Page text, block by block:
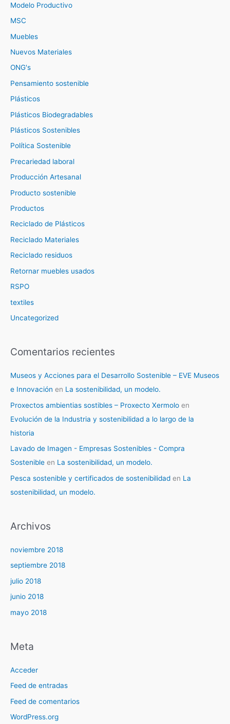
Modelo Productivo
MSC
Muebles
Nuevos Materiales
ONG's
Pensamiento sostenible
Plásticos
Plásticos Biodegradables
Plásticos Sostenibles
Política Sostenible
Precariedad laboral
Producción Artesanal
Producto sostenible
Productos
Reciclado de Plásticos
Reciclado Materiales
Reciclado residuos
Retornar muebles usados
RSPO
textiles
Uncategorized
Comentarios recientes
Museos y Acciones para el Desarrollo Sostenible – EVE Museos
e Innovación en La sostenibilidad, un modelo.
Proxectos ambientias sostibles – Proxecto Xermolo en
Evolución de la Industria y sostenibilidad a lo largo de la
historia
Lavado de Imagen - Empresas Sostenibles - Compra
Sostenible en La sostenibilidad, un modelo.
Pesca sostenible y certificados de sostenibilidad en La
sostenibilidad, un modelo.
Archivos
noviembre 2018
septiembre 2018
julio 2018
junio 2018
mayo 2018
Meta
Acceder
Feed de entradas
Feed de comentarios
WordPress.org